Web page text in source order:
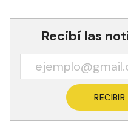
Recibí las